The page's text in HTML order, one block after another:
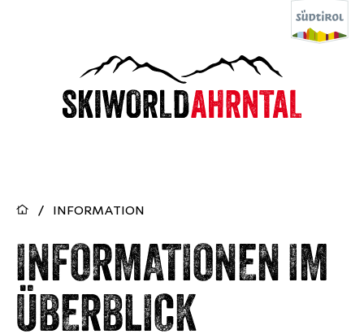
/ INFORMATION
INFORMATIONEN IM
ÜBERBLICK